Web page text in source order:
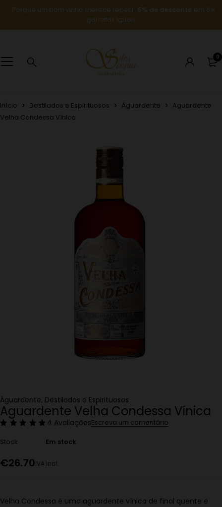
Porque um bom vinho merece repetir: 5% de desconto em 6
garrafas iguais
0
Início Destilados e Espirituosos Águardente
Aguardente
Velha Condessa Vínica
Águardente, Destilados e Espirituosos
Aguardente Velha Condessa Vínica
4 AvaliaçõesEscreva um comentário
Stock Em stock
€26.70IVA Incl.
Velha Condessa é uma aguardente vínica de final quente e